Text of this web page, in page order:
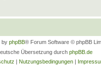
by phpBB® Forum Software © phpBB
Übersetzung durch phpBB.de
| Nutzungsbedingungen |